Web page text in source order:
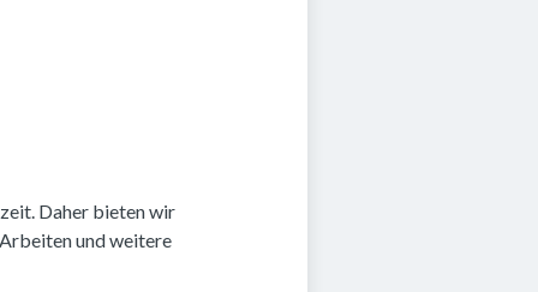
Daher bieten wir
und weitere